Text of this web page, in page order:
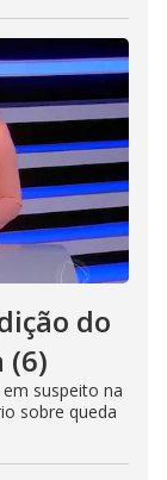
do
(6)
suspeito na
sobre queda